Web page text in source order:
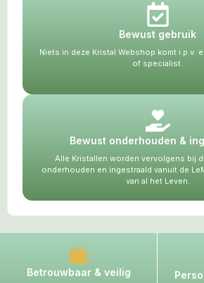
Bewust gebruik
Niets in deze Kristal Webshop komt i.p.v.
of specialist.
Bewust onderhouden &
Alle Kristallen worden vervolgens bij
onderhouden en ingestraald vanuit de
van al het Leven.
Betrouwbaar & veilig